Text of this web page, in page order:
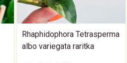
Rhaphidophora Tetrasperma
albo variegata raritka